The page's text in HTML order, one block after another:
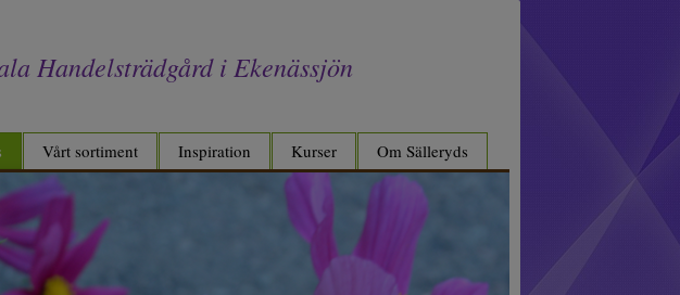
Handelsträdgård i Ekenässjön
Vårt sortiment Inspiration Kurser Om Sälleryds